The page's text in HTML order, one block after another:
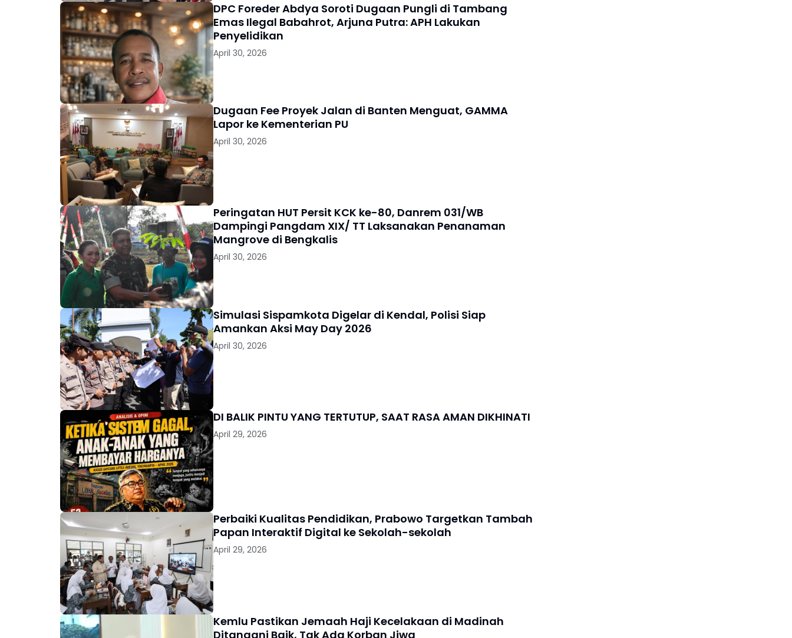
DPC Foreder Abdya Soroti Dugaan Pungli di Tambang
Emas Ilegal Babahrot, Arjuna Putra: APH Lakukan
Penyelidikan
April 30, 2026
Dugaan Fee Proyek Jalan di Banten Menguat, GAMMA
Lapor ke Kementerian PU
April 30, 2026
Peringatan HUT Persit KCK ke-80, Danrem 031/WB
Dampingi Pangdam XIX/ TT Laksanakan Penanaman
Mangrove di Bengkalis
April 30, 2026
Simulasi Sispamkota Digelar di Kendal, Polisi Siap
Amankan Aksi May Day 2026
April 30, 2026
DI BALIK PINTU YANG TERTUTUP, SAAT RASA AMAN DIKHINATI
April 29, 2026
Perbaiki Kualitas Pendidikan, Prabowo Targetkan Tambah
Papan Interaktif Digital ke Sekolah-sekolah
April 29, 2026
Kemlu Pastikan Jemaah Haji Kecelakaan di Madinah
Ditangani Baik, Tak Ada Korban Jiwa